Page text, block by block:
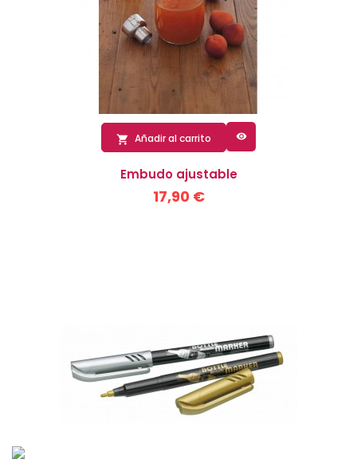
 Añadir al carrito 
Embudo ajustable
17,90 €